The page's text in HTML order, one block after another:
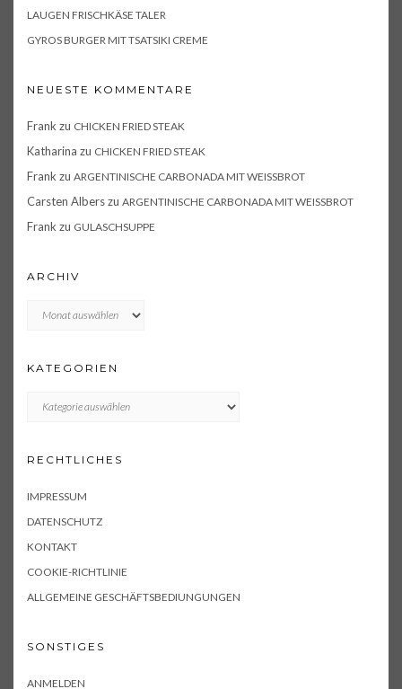
LAUGEN FRISCHKÄSE TALER
GYROS BURGER MIT TSATSIKI CREME
NEUESTE KOMMENTARE
Frank zu CHICKEN FRIED STEAK
Katharina zu CHICKEN FRIED STEAK
Frank zu ARGENTINISCHE CARBONADA MIT WEISSBROT
Carsten Alberszu ARGENTINISCHE CARBONADA MIT WEISSBROT
Frank zu GULASCHSUPPE
ARCHIV
KATEGORIEN
RECHTLICHES
IMPRESSUM
DATENSCHUTZ
KONTAKT
COOKIE-RICHTLINIE
ALLGEMEINE GESCHÄFTSBEDIUNGUNGEN
SONSTIGES
ANMELDEN